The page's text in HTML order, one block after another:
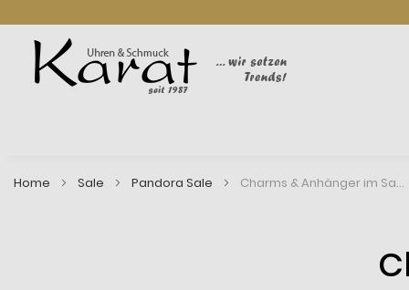
Home Sale Pandora Sale Charms & Anhänger im Sale